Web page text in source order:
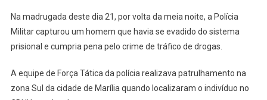
Na madrugada deste dia 21, por volta da meia noite, a Polícia
Militar capturou um homem que havia se evadido do sistema
prisional e cumpria pena pelo crime de tráfico de drogas.
A equipe de Força Tática da polícia realizava patrulhamento na
zona Sul da cidade de Marília quando localizaram o indivíduo no